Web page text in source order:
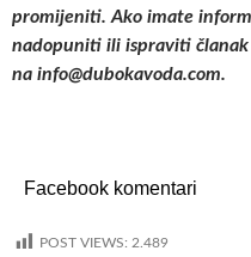
promijeniti. Ako imate
nadopuniti ili ispraviti
na info@dubokavoda.com.
Facebook komentari
POST VIEWS: 2.489